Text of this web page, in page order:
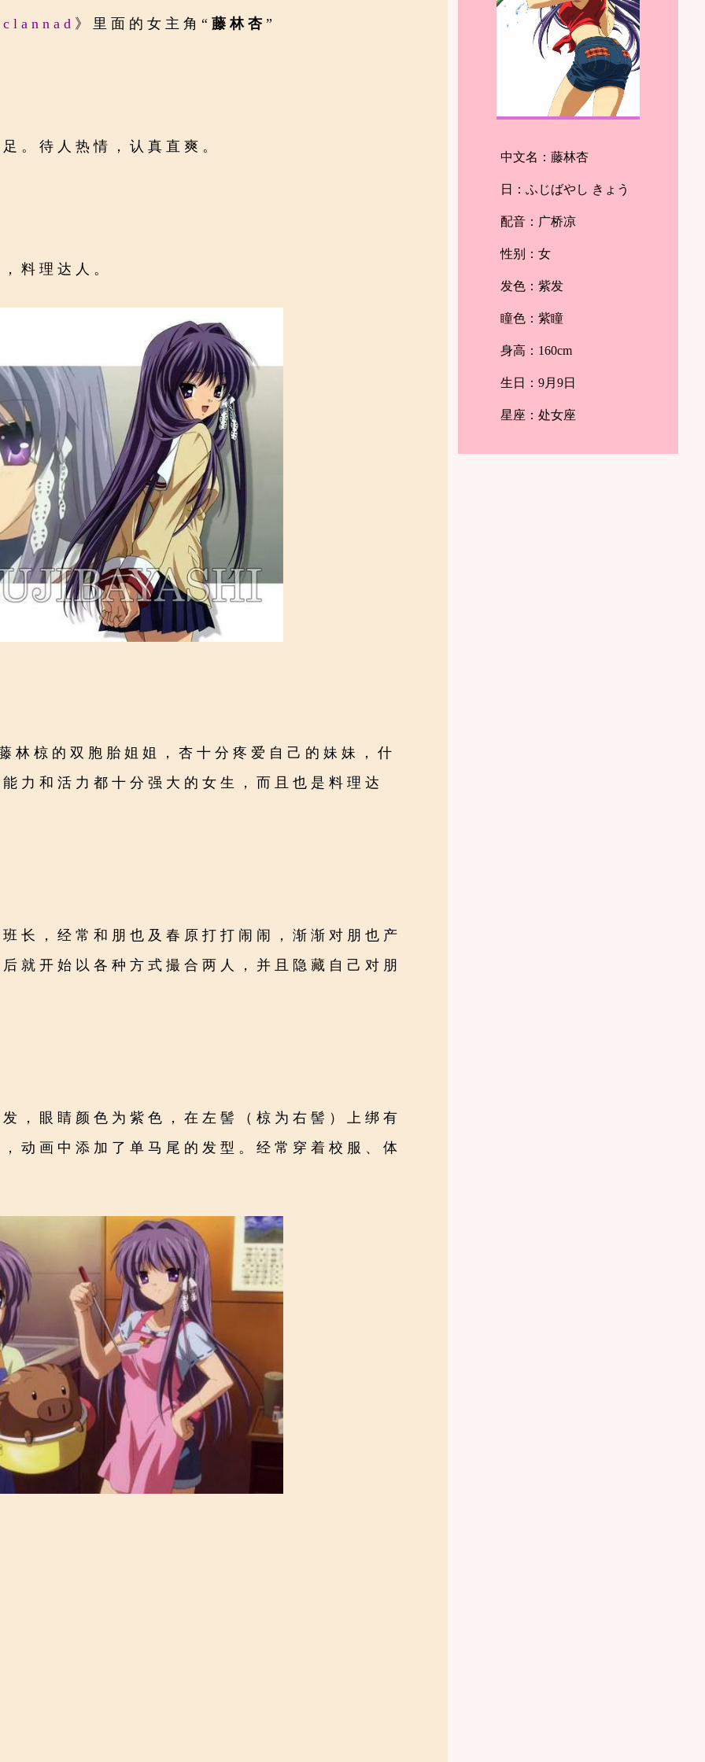
clannad 》里面的女主角“ 藤林杏 ”
。待人热情，认真直爽。
料理达人。
林椋的双胞胎姐姐，杏十分疼爱自己的妹妹，什
力和活力都十分强大的女生，而且也是料理达
长，经常和朋也及春原打打闹闹，渐渐对朋也产
就开始以各种方式撮合两人，并且隐藏自己对朋
，眼睛颜色为紫色，在左髻（椋为右髻）上绑有
动画中添加了单马尾的发型。经常穿着校服、体
中文名：藤林杏
日：ふじばやし きょう
配音：广桥凉
性别：女
发色：紫发
瞳色：紫瞳
身高：160cm
生日：9月9日
星座：处女座